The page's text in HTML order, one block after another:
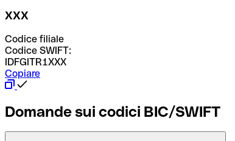
XXX
Codice filiale
Codice SWIFT:
IDFGITR1XXX
Copiare
Domande sui codici BIC/SWIFT